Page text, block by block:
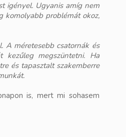
igényel. Ugyanis amíg nem
komolyabb problémát okoz,
A méretesebb csatornák és
kezűleg megszüntetni. Ha
és tapasztalt szakemberre
is, mert mi sohasem